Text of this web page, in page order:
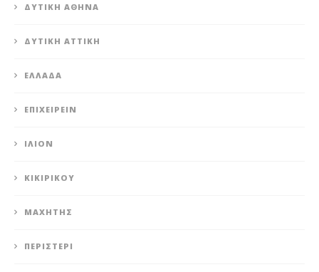
ΔΥΤΙΚΉ ΑΘΉΝΑ
ΔΥΤΙΚΉ ΑΤΤΙΚΉ
ΕΛΛΆΔΑ
ΕΠΙΧΕΙΡΕΊΝ
ΊΛΙΟΝ
ΚΙΚΙΡΙΚΟΥ
ΜΑΧΗΤΗΣ
ΠΕΡΙΣΤΈΡΙ